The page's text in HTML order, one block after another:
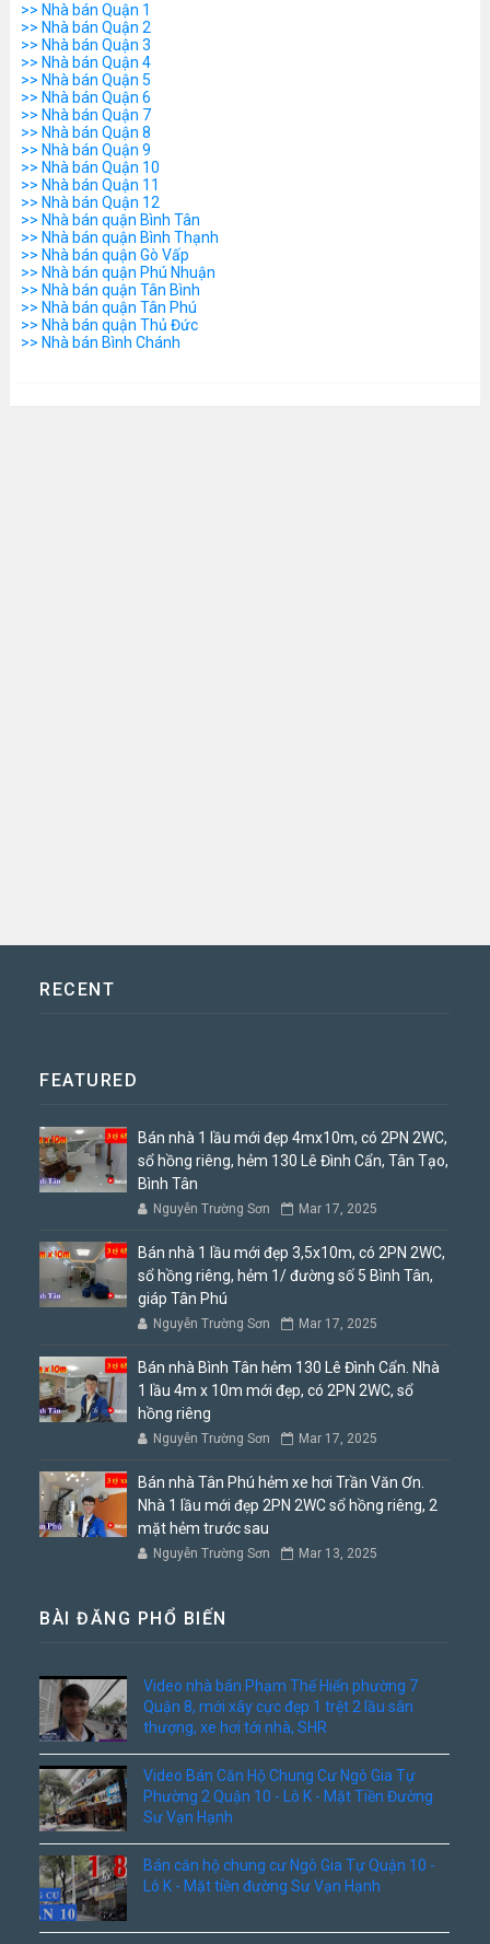
>> Nhà bán Quận 1
>> Nhà bán Quận 2
>> Nhà bán Quận 3
>> Nhà bán Quận 4
>> Nhà bán Quận 5
>> Nhà bán Quận 6
>> Nhà bán Quận 7
>> Nhà bán Quận 8
>> Nhà bán Quận 9
>> Nhà bán Quận 10
>> Nhà bán Quận 11
>> Nhà bán Quận 12
>> Nhà bán quận Bình Tân
>> Nhà bán quận Bình Thạnh
>> Nhà bán quận Gò Vấp
>> Nhà bán quận Phú Nhuận
>> Nhà bán quận Tân Bình
>> Nhà bán quận Tân Phú
>> Nhà bán quận Thủ Đức
>> Nhà bán Bình Chánh
RECENT
FEATURED
Bán nhà 1 lầu mới đẹp 4mx10m, có 2PN 2WC,
sổ hồng riêng, hẻm 130 Lê Đình Cẩn, Tân Tạo,
Bình Tân
Nguyễn Trường Sơn Mar 17, 2025
Bán nhà 1 lầu mới đẹp 3,5x10m, có 2PN 2WC,
sổ hồng riêng, hẻm 1/ đường số 5 Bình Tân,
giáp Tân Phú
Nguyễn Trường Sơn Mar 17, 2025
Bán nhà Bình Tân hẻm 130 Lê Đình Cẩn. Nhà
1 lầu 4m x 10m mới đẹp, có 2PN 2WC, sổ
hồng riêng
Nguyễn Trường Sơn Mar 17, 2025
Bán nhà Tân Phú hẻm xe hơi Trần Văn Ơn.
Nhà 1 lầu mới đẹp 2PN 2WC sổ hồng riêng, 2
mặt hẻm trước sau
Nguyễn Trường Sơn Mar 13, 2025
BÀI ĐĂNG PHỔ BIẾN
Video nhà bán Phạm Thế Hiển phường 7
Quận 8, mới xây cực đẹp 1 trệt 2 lầu sân
thượng, xe hơi tới nhà, SHR
Video Bán Căn Hộ Chung Cư Ngô Gia Tự
Phường 2 Quận 10 - Lô K - Mặt Tiền Đường
Sư Vạn Hạnh
Bán căn hộ chung cư Ngô Gia Tự Quận 10 -
Lô K - Mặt tiền đường Sư Vạn Hạnh